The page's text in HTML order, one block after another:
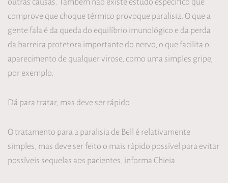
comprove que choque térmico provoque paralisia. O que a
gente fala é da queda do equilíbrio imunológico e da perda
da barreira protetora importante do nervo, o que facilita o
aparecimento de qualquer virose, como uma simples gripe,
por exemplo.
Dá para tratar, mas deve ser rápido
O tratamento para a paralisia de Bell é relativamente
simples, mas deve ser feito o mais rápido possível para evitar
possíveis sequelas aos pacientes, informa Chieia.